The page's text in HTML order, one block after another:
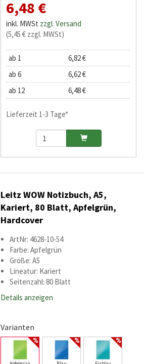
6,48 €
inkl. MWSt zzgl. Versand
(5,45 € zzgl. MWSt)
ab 1
6,82 €
ab 6
6,62 €
ab 12
6,48 €
Lieferzeit 1-3 Tage*
Leitz WOW Notizbuch, A5,
Kariert, 80 Blatt, Apfelgrün,
Hardcover
ArtNr: 4628-10-54
Farbe: Apfelgrün
Größe: A5
Lineatur: Kariert
Seitenzahl: 80 Blatt
Details anzeigen
Varianten